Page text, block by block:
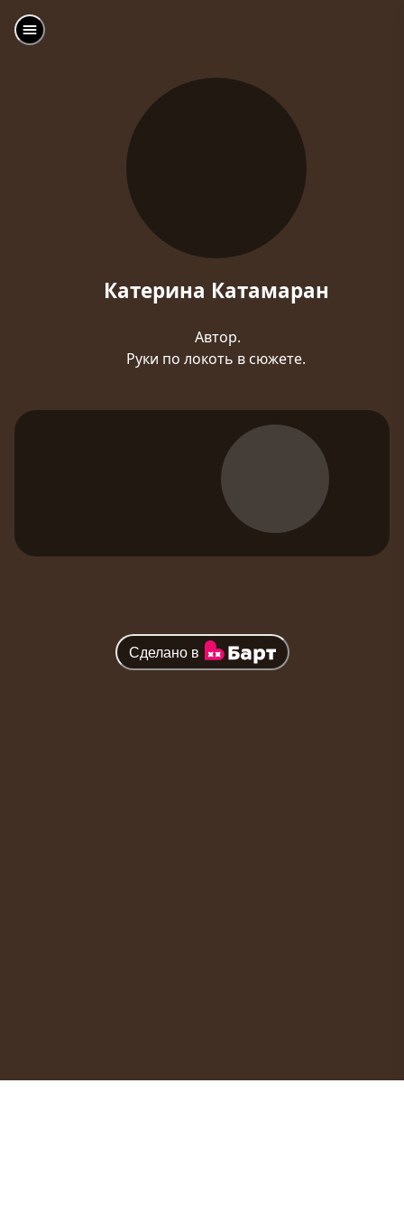
Катерина Катамаран
Автор.
Руки по локоть в сюжете.
Сделано в